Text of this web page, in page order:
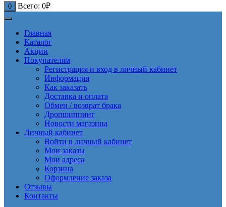
0 Всего: 0₽
Главная
Каталог
Акции
Покупателям
Регистрация и вход в личный кабинет
Информация
Как заказать
Доставка и оплата
Обмен / возврат брака
Дропшиппинг
Новости магазина
Личный кабинет
Войти в личный кабинет
Мои заказы
Мои адреса
Корзина
Оформление заказа
Отзывы
Контакты